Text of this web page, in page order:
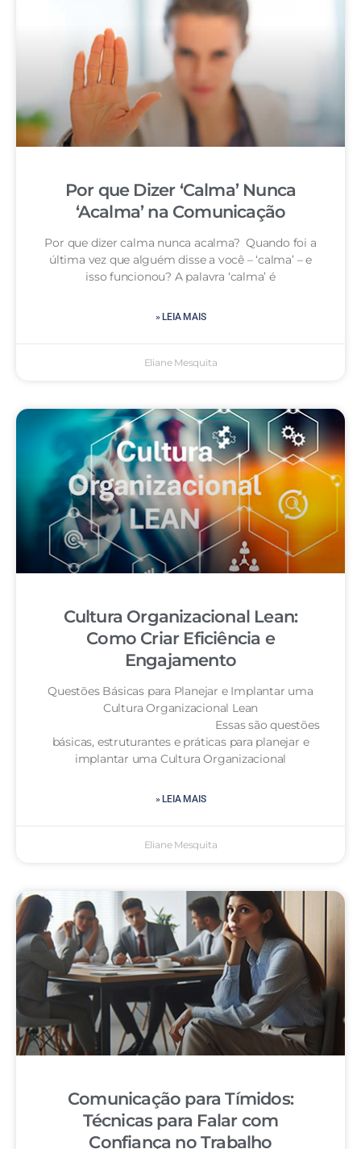
Por que Dizer ‘Calma’ Nunca
‘Acalma’ na Comunicação
Por que dizer calma nunca acalma? Quando foi a
última vez que alguém disse a você – ‘calma’ – e
isso funcionou? A palavra ‘calma’ é
» LEIA MAIS
Eliane Mesquita
Cultura Organizacional Lean:
Como Criar Eficiência e
Engajamento
Questões Básicas para Planejar e Implantar uma
Cultura Organizacional Lean
Essas são questões
básicas, estruturantes e práticas para planejar e
implantar uma Cultura Organizacional
» LEIA MAIS
Eliane Mesquita
Comunicação para Tímidos:
Técnicas para Falar com
Confiança no Trabalho